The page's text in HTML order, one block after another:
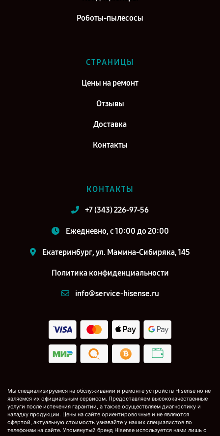
Роботы-пылесосы
СТРАНИЦЫ
Цены на ремонт
Отзывы
Доставка
Контакты
КОНТАКТЫ
+7 (343) 226-97-56
Ежедневно, с 10:00 до 20:00
Екатеринбург, ул. Мамина-Сибиряка, 145
Политика конфиденциальности
info@service-hisense.ru
Мы специализируемся на обслуживании и ремонте устройств Hisense но не
являемся их официальным сервисом. Предоставляем высококачественные
услуги после истечения гарантии, а также осуществляем диагностику и
наладку продукции. Цены на сайте ориентировочные и не являются
офертой, актуальную стоимость узнавайте у наших специалистов по
телефонам на сайте. Упомянутый бренд Hisense используется нами лишь с